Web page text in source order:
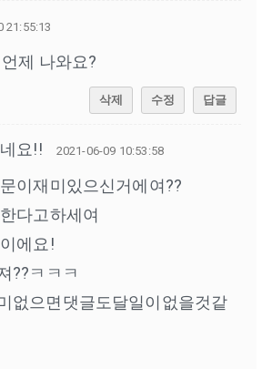
21:55:13
제 나와요?
삭제 수정 답글
요!! 2021-06-09 10:53:58
이재미있으신거에여??
다고하세여
에요!
??ㅋㅋㅋ
없으면댓글도달일이없을것같